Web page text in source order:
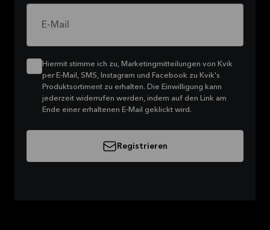
E-Mail
Hiermit stimme ich zu, Marketingmitteilungen von Kvik
per E-Mail, SMS, Instagram und Facebook zu Kvik's
Produktsortiment zu erhalten. Die Einwilligung kann
jederzeit widerrufen werden, indem auf den Link am
Ende einer erhaltenen E-Mail geklickt wird.
Registrieren